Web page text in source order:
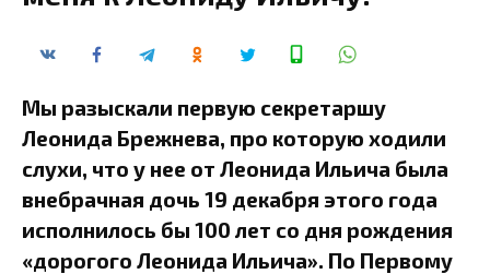
Мы разыскали первую секретаршу
Леонида Брежнева, про которую ходили
слухи, что у нее от Леонида Ильича была
внебрачная дочь 19 декабря этого года
исполнилось бы 100 лет со дня рождения
«дорогого Леонида Ильича». По Первому